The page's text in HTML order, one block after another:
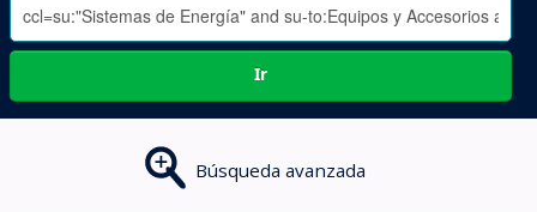
Ir
Búsqueda avanzada